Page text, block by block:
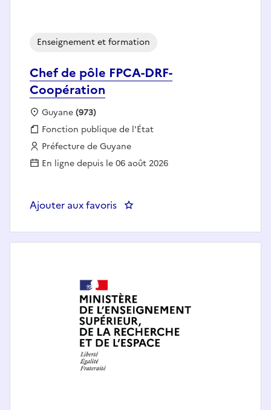
Chef de pôle FPCA-DRF-
Coopération
Enseignement et formation
Localisation :
Guyane(973)
Fonction publique :
Fonction publique de l'État
Employeur :
Préfecture de Guyane
En ligne depuis le 06 août 2026
Ajouter aux favoris : Chef de pôle FPCA-DRF-